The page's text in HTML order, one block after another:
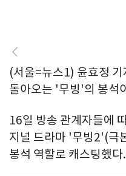
(서울=뉴스1) 윤효정
돌아오는 '무빙'의 봉석
16일 방송 관계자들에
지널 드라마 '무빙2'(극
봉석 역할로 캐스팅했다.